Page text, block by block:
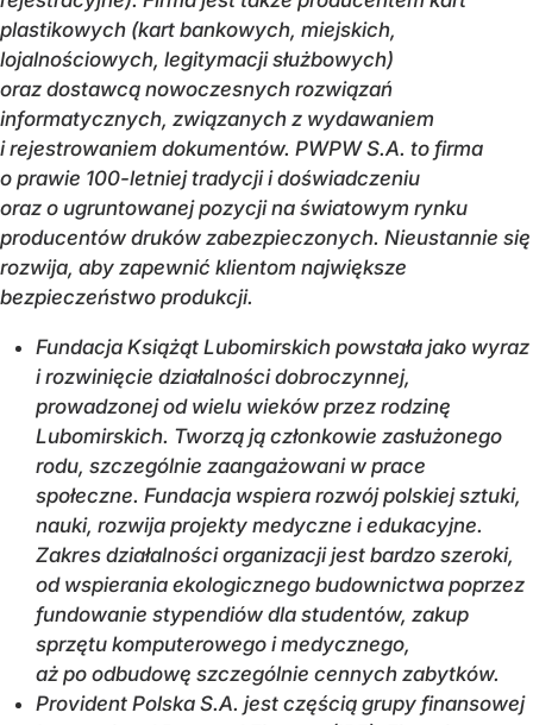
plastikowych (kart bankowych, miejskich,
lojalnościowych, legitymacji służbowych)
oraz dostawcą nowoczesnych rozwiązań
informatycznych, związanych z wydawaniem
i rejestrowaniem dokumentów. PWPW S.A. to firma
o prawie 100-letniej tradycji i doświadczeniu
oraz o ugruntowanej pozycji na światowym rynku
producentów druków zabezpieczonych. Nieustannie się
rozwija, aby zapewnić klientom największe
bezpieczeństwo produkcji.
Fundacja Książąt Lubomirskich powstała jako wyraz
i rozwinięcie działalności dobroczynnej,
prowadzonej od wielu wieków przez rodzinę
Lubomirskich. Tworzą ją członkowie zasłużonego
rodu, szczególnie zaangażowani w prace
społeczne. Fundacja wspiera rozwój polskiej sztuki,
nauki, rozwija projekty medyczne i edukacyjne.
Zakres działalności organizacji jest bardzo szeroki,
od wspierania ekologicznego budownictwa poprzez
fundowanie stypendiów dla studentów, zakup
sprzętu komputerowego i medycznego,
aż po odbudowę szczególnie cennych zabytków.
Provident Polska S.A. jest częścią grupy finansowej